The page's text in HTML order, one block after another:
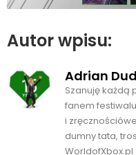
Autor wpisu:
Adrian
Szanuję każdą
fanem
i
dumny tata,
WorldofXbox.pl